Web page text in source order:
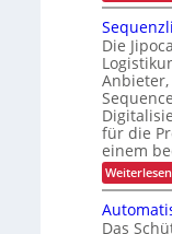
i
ec
r
Die
Anbieter,
für die
einem
Weiterlesen:
Das